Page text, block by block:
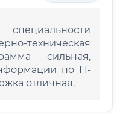
техническая
сильная,
по IT-
отличная.